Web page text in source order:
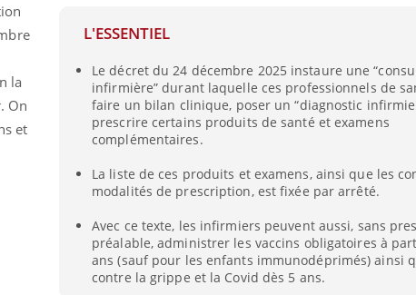
L'ESSENTIEL
Le décret du 24 décembre 2025 instaure une
infirmière” durant laquelle ces professionnels de
faire un bilan clinique, poser un “diagnostic
prescrire certains produits de santé et examens
complémentaires.
La liste de ces produits et examens, ainsi que les
modalités de prescription, est fixée par arrêté.
Avec ce texte, les infirmiers peuvent aussi, sans
préalable, administrer les vaccins obligatoires à
ans (sauf pour les enfants immunodéprimés) ainsi
contre la grippe et la Covid dès 5 ans.
la
On
et
Bébés, jeunes enfants :
quelle trousse à
pharmacie pour les
vacances ?
quels sont les meilleurs
exercices physiques ?
Comment éviter une otite
pendant les vacances ?
détecté
en France
rapport
son taux
naturel
des